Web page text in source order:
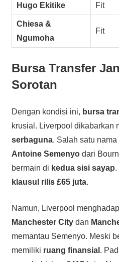
Hugo Ekitike Fit
Chiesa &
Ngumoha
Fit
Bursa Transfer
Sorotan
Dengan kondisi ini, bursa
krusial. Liverpool dikabarkan
serbaguna. Salah satu
Antoine Semenyodari
bermain di kedua sisi sayap.
klausul rilis £65 juta.
Namun, Liverpool
Manchester Citydan
memantau Semenyo. Meski
memiliki ruang finansial .